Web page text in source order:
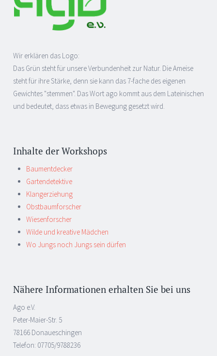
Wir erklären das Logo:
Das Grün steht für unsere Verbundenheit zur Natur. Die Ameise
steht für ihre Stärke, denn sie kann das 7-fache des eigenen
Gewichtes "stemmen". Das Wort ago kommt aus dem Lateinischen
und bedeutet, dass etwas in Bewegung gesetzt wird.
Inhalte der Workshops
Baumentdecker
Gartendetektive
Klangerziehung
Obstbaumforscher
Wiesenforscher
Wilde und kreative Mädchen
Wo Jungs noch Jungs sein dürfen
Nähere Informationen erhalten Sie bei uns
Ago e.V.
Peter-Maier-Str. 5
78166 Donaueschingen
Telefon: 07705/9788236